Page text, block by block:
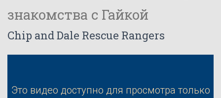
знакомства с Гайкой
Chip and Dale Rescue Rangers
Это видео доступно для просмотра только